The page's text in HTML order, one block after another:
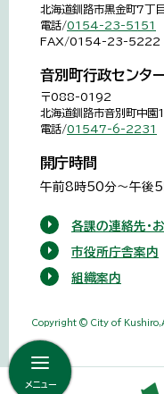
メニュー
北海道釧路市黒金町7丁
電話/0154-23-5151
FAX/0154-23-5222
音別町行政センタ
〒088-0192
北海道釧路市音別町中
電話/01547-6-2231
開庁時間
午前8時50分～午後5
各課の連絡先・
市役所庁舎案内
組織案内
Copyright © City of